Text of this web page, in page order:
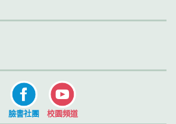
臉書社團 校園頻道